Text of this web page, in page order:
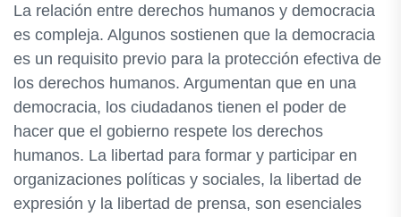
La relación entre derechos humanos y democracia
es compleja. Algunos sostienen que la democracia
es un requisito previo para la protección efectiva de
los derechos humanos. Argumentan que en una
democracia, los ciudadanos tienen el poder de
hacer que el gobierno respete los derechos
humanos. La libertad para formar y participar en
organizaciones políticas y sociales, la libertad de
expresión y la libertad de prensa, son esenciales